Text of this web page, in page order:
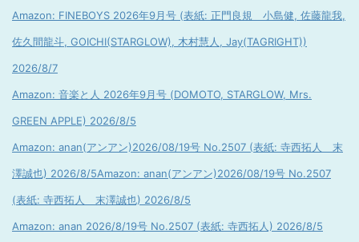
Amazon: FINEBOYS 2026年9月号 (表紙: 正門良規 小島健, 佐藤龍我,
佐久間龍斗, GOICHI(STARGLOW), 木村慧人, Jay(TAGRIGHT))
2026/8/7
Amazon: 音楽と人 2026年9月号 (DOMOTO, STARGLOW, Mrs.
GREEN APPLE) 2026/8/5
Amazon: anan(アンアン)2026/08/19号 No.2507 (表紙: 寺西拓人 末
澤誠也) 2026/8/5Amazon: anan(アンアン)2026/08/19号 No.2507
(表紙: 寺西拓人 末澤誠也) 2026/8/5
Amazon: anan 2026/8/19号 No.2507 (表紙: 寺西拓人) 2026/8/5